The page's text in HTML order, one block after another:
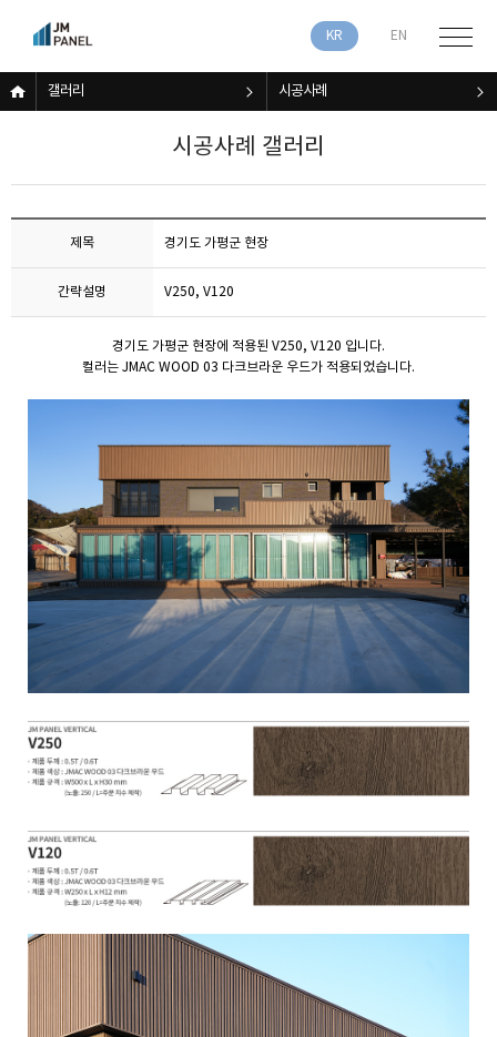
KR EN
갤러리 시공사례
시공사례 갤러리
제목 경기도 가평군 현장
간략설명 V250, V120
경기도 가평군 현장에 적용된 V250, V120 입니다.
컬러는 JMAC WOOD 03 다크브라운 우드가 적용되었습니다.